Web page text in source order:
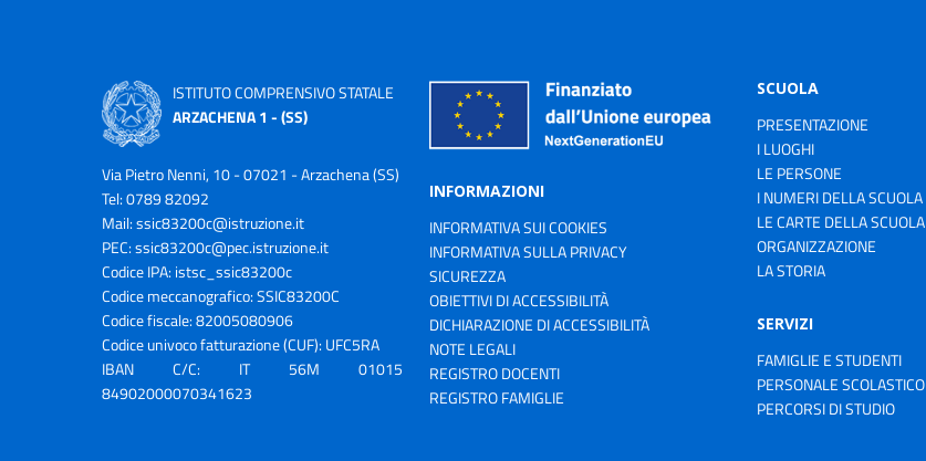
ISTITUTO COMPRENSIVO STATALE
ARZACHENA 1 - (SS)
Via Pietro Nenni, 10 - 07021 - Arzachena (SS)
Tel: 0789 82092
Mail:ssic83200c@istruzione.it
PEC:ssic83200c@pec.istruzione.it
Codice IPA: istsc_ssic83200c
Codice meccanografico: SSIC83200C
Codice fiscale: 82005080906
Codice univoco fatturazione (CUF): UFC5RA
IBAN C/C: IT 56M 01015
84902000070341623
INFORMAZIONI
INFORMATIVA SUI COOKIES
INFORMATIVA SULLA PRIVACY
SICUREZZA
OBIETTIVI DI ACCESSIBILITÀ
DICHIARAZIONE DI ACCESSIBILITÀ
NOTE LEGALI
REGISTRO DOCENTI
REGISTRO FAMIGLIE
SCUOLA
PRESENTAZIONE
I LUOGHI
LE PERSONE
I NUMERI DELLA SCUOLA
LE CARTE DELLA SCUOLA
ORGANIZZAZIONE
LA STORIA
SERVIZI
FAMIGLIE E STUDENTI
PERSONALE SCOLASTICO
PERCORSI DI STUDIO